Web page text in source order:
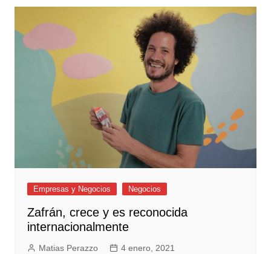
Empresas y Negocios Negocios
Zafrán, crece y es reconocida
internacionalmente
Matias Perazzo 4 enero, 2021